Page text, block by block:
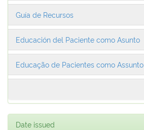
Guía de Recursos
Educación del Paciente como Asunto
Educação de Pacientes como Assunto
Date issued